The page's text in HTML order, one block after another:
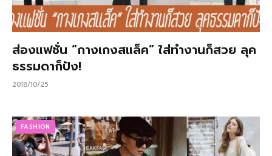
ส่องแฟชั่น “กางเกงสแล็ค” ใส่ทำงานก็สวย ลุค
ธรรมดาก็ปัง!
2018/10/25
FASHION